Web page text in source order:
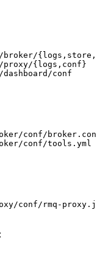
broker/
proxy/{logs,conf}
conf
conf/
conf/tools.yml
conf/rmq-